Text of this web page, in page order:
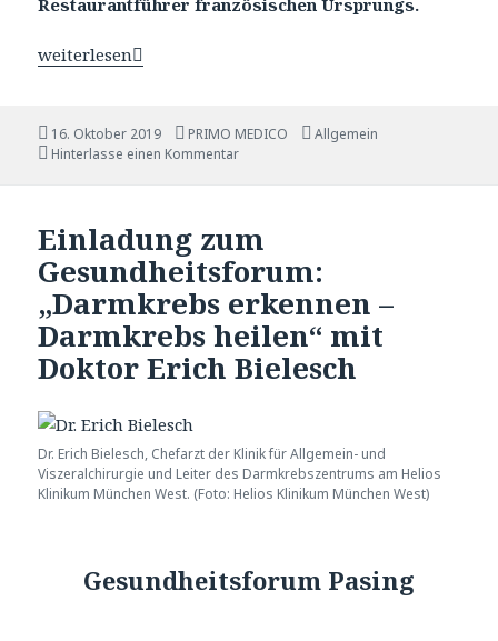
Sternstunde für historisches Grand Hotel Les Trois
weiterlesen
Veröffentlicht
am
16. Oktober 2019 Autor
PRIMO MEDICO Katgeorien
Allgemein
Hinterlasse einen Kommentar
Einladung zum
Gesundheitsforum:
„Darmkrebs erkennen –
Darmkrebs heilen“ mit
Doktor Erich Bielesch
Dr. Erich Bielesch, Chefarzt der Klinik für Allgemein- und
Viszeralchirurgie und Leiter des Darmkrebszentrums am Helios
Klinikum München West. (Foto: Helios Klinikum München West)
Gesundheitsforum Pasing